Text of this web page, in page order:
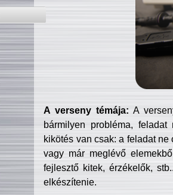
A verseny témája: A
bármilyen probléma, feladat
kikötés van csak: a feladat
vagy már meglévő
fejlesztő kitek, érzékelők,
elkészítenie.